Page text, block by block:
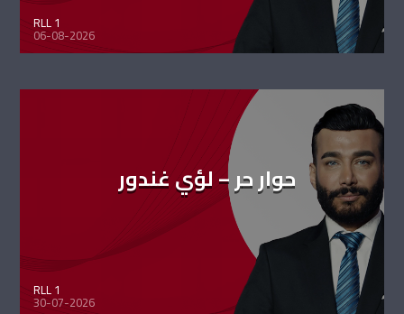
RLL 1
06-08-2026
حوار حر – لؤي غندور
RLL 1
30-07-2026